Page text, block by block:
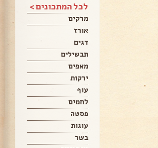
לכל המתכונים >
מרקים
אורז
דגים
תבשילים
מאפים
ירקות
עוף
לחמים
פסטה
עוגות
בשר